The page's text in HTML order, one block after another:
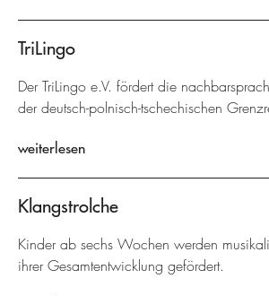
TriLingo
Der TriLingo e.V. fördert die
der deutsch-polnisch-tschechischen
weiterlesen
Klangstrolche
Kinder ab sechs Wochen werden
ihrer Gesamtentwicklung gefördert.